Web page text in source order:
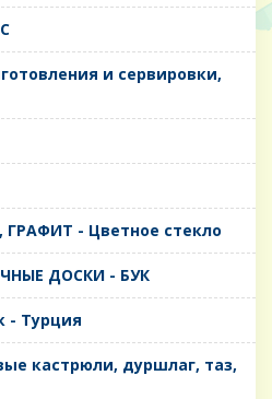
и сервировки,
- Цветное стекло
ДОСКИ - БУК
- Турция
кастрюли, дуршлаг, таз,